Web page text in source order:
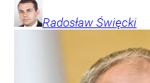
Radosław Święcki